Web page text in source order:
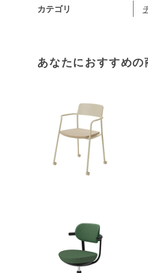
カテゴリ
あなたにおすすめの